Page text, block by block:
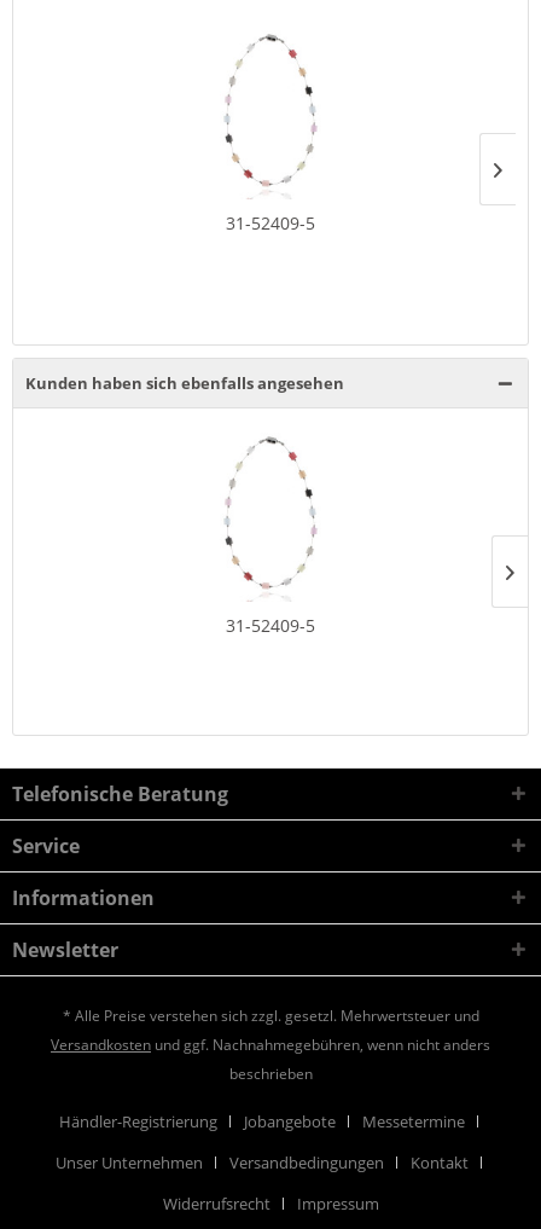
31-52409-5
Kunden haben sich ebenfalls angesehen
31-52409-5
Telefonische Beratung
Service
Informationen
Newsletter
* Alle Preise verstehen sich zzgl. gesetzl. Mehrwertsteuer und
Versandkosten und ggf. Nachnahmegebühren, wenn nicht anders
beschrieben
Händler-Registrierung Jobangebote
Messetermine
Unser Unternehmen
Versandbedingungen
Kontakt
Widerrufsrecht
Impressum